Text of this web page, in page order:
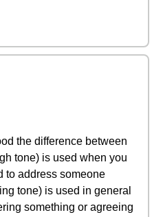
the difference between
tone) is used when you
to address someone
tone) is used in general
something or agreeing